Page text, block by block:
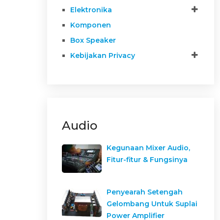
Elektronika
Komponen
Box Speaker
Kebijakan Privacy
Audio
Kegunaan Mixer Audio,
Fitur-fitur & Fungsinya
Penyearah Setengah
Gelombang Untuk Suplai
Power Amplifier